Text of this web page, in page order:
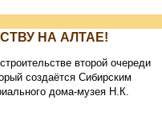
НА АЛТАЕ!
второй очереди
создаётся Сибирским
дома-музея Н.К.